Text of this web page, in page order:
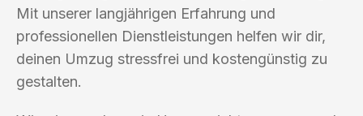
Mit unserer langjährigen Erfahrung und
professionellen Dienstleistungen helfen wir dir,
deinen Umzug stressfrei und kostengünstig zu
gestalten.